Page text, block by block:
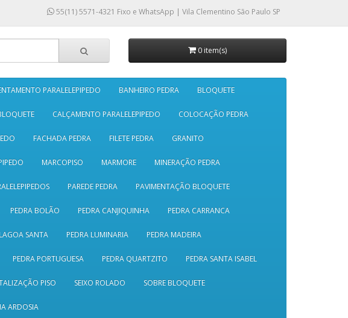
55(11) 5571-4321 Fixo e WhatsApp | Vila Clementino São Paulo SP
0 item(s)
PARALELEPIPEDO BANHEIRO PEDRA BLOQUETE
CALÇAMENTO PARALELEPIPEDO COLOCAÇÃO PEDRA
FACHADA PEDRA FILETE PEDRA GRANITO
MARCOPISO MARMORE MINERAÇÃO PEDRA
PAREDE PEDRA PAVIMENTAÇÃO BLOQUETE
PEDRA BOLÃO PEDRA CANJIQUINHA PEDRA CARRANCA
SANTA PEDRA LUMINARIA PEDRA MADEIRA
PEDRA PORTUGUESA PEDRA QUARTZITO PEDRA SANTA ISABEL
PISO SEIXO ROLADO SOBRE BLOQUETE
ARDOSIA